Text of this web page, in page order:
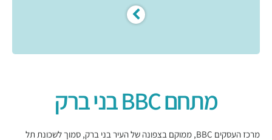
מתחם BBC בני ברק
מרכז העסקים BBC, ממוקם בצפונה של העיר בני ברק, סמוך לשכונת תל